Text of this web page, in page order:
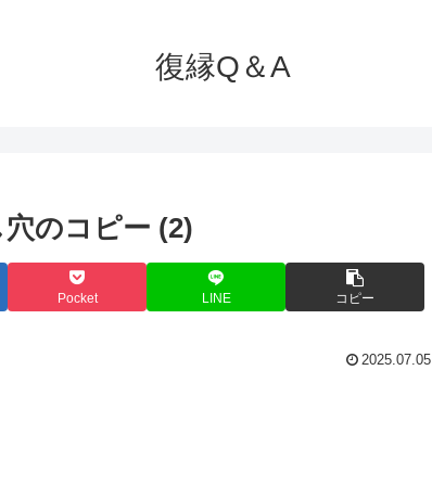
復縁Q＆A
のコピー (2)
Pocket LINE コピー
2025.07.05